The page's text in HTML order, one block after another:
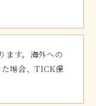
ます。海外への
場合、TICK保